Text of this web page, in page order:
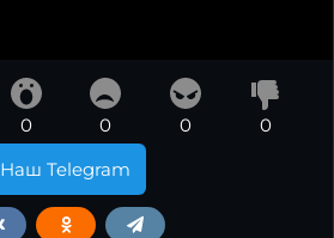
0 0 0
0
Наш Telegram